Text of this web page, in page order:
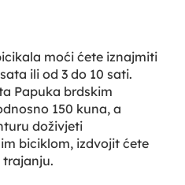
moći ćete iznajmiti
ili od 3 do 10 sati.
Papuka brdskim
150 kuna, a
doživjeti
biciklom, izdvojit ćete
trajanju.